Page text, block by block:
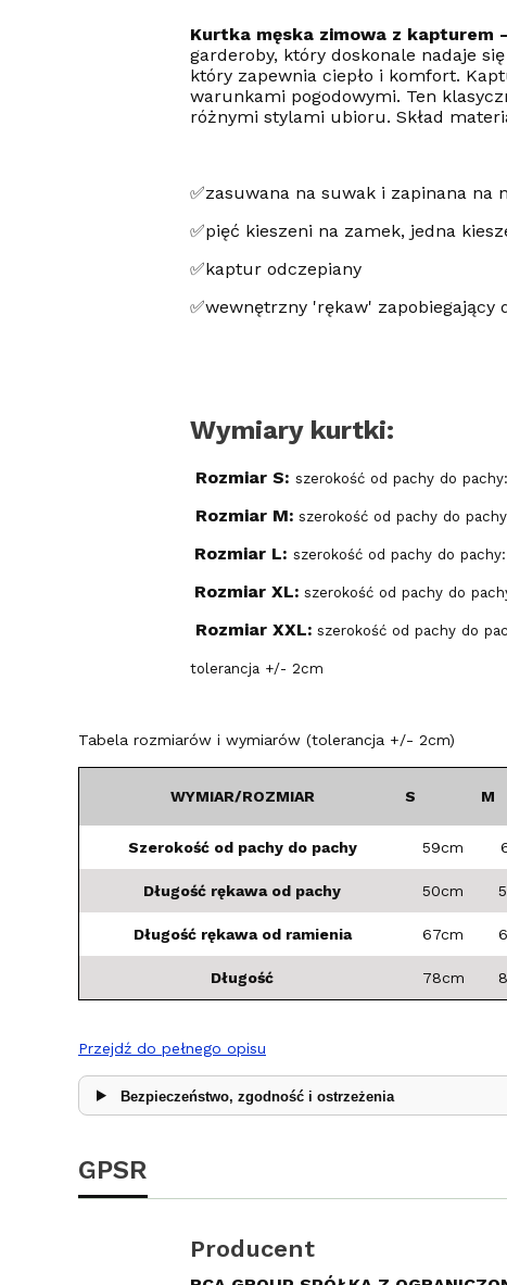
Kurtka męska zimowa z kapturem -
garderoby, który doskonale nadaje
który zapewnia ciepło i komfort.
warunkami pogodowymi. Ten
różnymi stylami ubioru. Skład
✅zasuwana na suwak i zapinana na
✅pięć kieszeni na zamek, jedna
✅kaptur odczepiany
✅wewnętrzny 'rękaw' zapobiegający
Wymiary kurtki:
Rozmiar S: szerokość od pachy do
Rozmiar M: szerokość od pachy do
Rozmiar L: szerokość od pachy do
Rozmiar XL: szerokość od pachy do
Rozmiar XXL: szerokość od pachy do
tolerancja +/- 2cm
Tabela rozmiarów i wymiarów (tolerancja +/- 2cm)
WYMIAR/ROZMIAR S M
Szerokość od pachy do pachy 59cm
Długość rękawa od pachy 50cm
Długość rękawa od ramienia 67cm
Długość 78cm
Przejdź do pełnego opisu
Bezpieczeństwo, zgodność i ostrzeżenia
GPSR
Producent